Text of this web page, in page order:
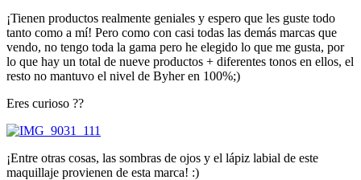
¡Tienen productos realmente geniales y espero que les guste todo
tanto como a mí! Pero como con casi todas las demás marcas que
vendo, no tengo toda la gama pero he elegido lo que me gusta, por
lo que hay un total de nueve productos + diferentes tonos en ellos, el
resto no mantuvo el nivel de Byher en 100%;)
Eres curioso ??
¡Entre otras cosas, las sombras de ojos y el lápiz labial de este
maquillaje provienen de esta marca! :)